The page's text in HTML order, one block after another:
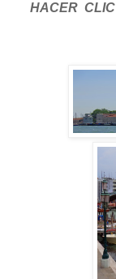
HACER CLIC